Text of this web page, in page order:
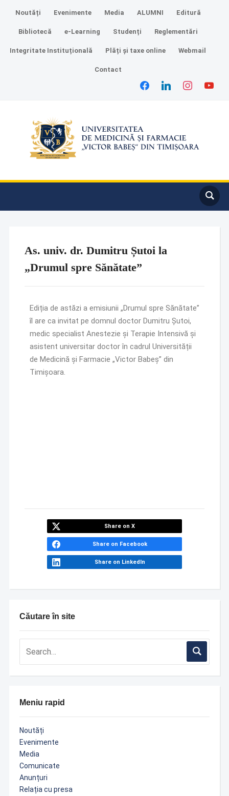
Noutăți Evenimente Media ALUMNI Editură
Bibliotecă e-Learning Studenți Reglementări
Integritate Instituțională Plăți și taxe online Webmail
Contact
Căutare în site
Meniu rapid
Noutăți
Evenimente
Media
Comunicate
Anunțuri
Relația cu presa
As. univ. dr. Dumitru Șutoi la
„Drumul spre Sănătate”
Ediția de astăzi a emisiunii „Drumul spre Sănătate”
îl are ca invitat pe domnul doctor Dumitru Șutoi,
medic specialist Anestezie și Terapie Intensivă și
asistent universitar doctor în cadrul Universității
de Medicină și Farmacie „Victor Babeș” din
Timișoara.
Share on X
Share on Facebook
Share on LinkedIn